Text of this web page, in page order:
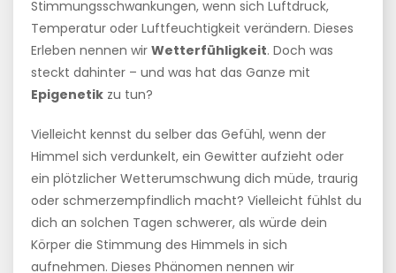
Stimmungsschwankungen, wenn sich Luftdruck,
Temperatur oder Luftfeuchtigkeit verändern. Dieses
Erleben nennen wir Wetterfühligkeit. Doch was
steckt dahinter – und was hat das Ganze mit
Epigenetik zu tun?
Vielleicht kennst du selber das Gefühl, wenn der
Himmel sich verdunkelt, ein Gewitter aufzieht oder
ein plötzlicher Wetterumschwung dich müde, traurig
oder schmerzempfindlich macht? Vielleicht fühlst du
dich an solchen Tagen schwerer, als würde dein
Körper die Stimmung des Himmels in sich
aufnehmen. Dieses Phänomen nennen wir